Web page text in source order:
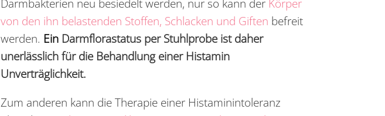
Darmbakterien neu besiedelt werden, nur so kann der Körper
von den ihn belastenden Stoffen, Schlacken und Giften befreit
werden. Ein Darmflorastatus per Stuhlprobe ist daher
unerlässlich für die Behandlung einer Histamin
Unverträglichkeit.
Zum anderen kann die Therapie einer Histaminintoleranz